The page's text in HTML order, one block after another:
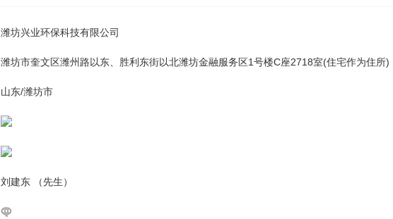
潍坊兴业环保科技有限公司
潍坊市奎文区潍州路以东、胜利东街以北潍坊金融服务区1号楼C座2718室(住宅作为住所)
山东/潍坊市
刘建东 （先生）